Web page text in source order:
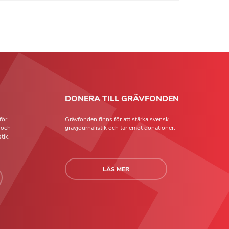
DONERA TILL GRÄVFONDEN
Grävfonden finns för att stärka svensk
grävjournalistik och tar emot donationer.
LÄS MER